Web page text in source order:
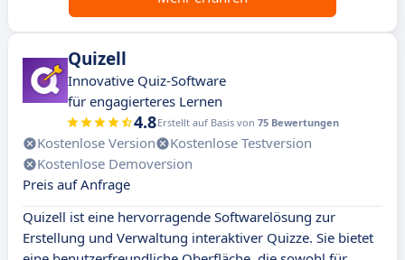
Quizell
Innovative Quiz-Software
für engagierteres Lernen
4.8Erstellt auf Basis von 75 Bewertungen
Kostenlose Version
Kostenlose Testversion
Kostenlose Demoversion
Preis auf Anfrage
Quizell ist eine hervorragende Softwarelösung zur
Erstellung und Verwaltung interaktiver Quizze. Sie bietet